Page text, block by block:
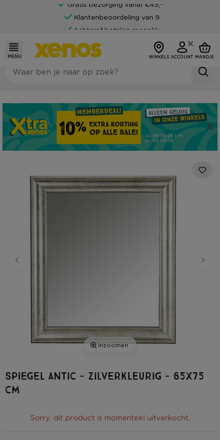
Gratis bezorging vanaf €45,-*
Klantenbeoordeling van 9
Achteraf betalen mogelijk
MENU WINKELS ACCOUNT MANDJE
Inzoomen
Spiegel antic - zilverkleurig - 65x75
cm
Sorry, dit product is momenteel uitverkocht.